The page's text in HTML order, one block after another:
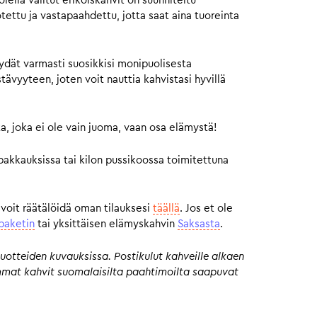
ja vastapaahdettu, jotta saat aina tuoreinta
varmasti suosikkisi monipuolisesta
joten voit nauttia kahvistasi hyvillä
joka ei ole vain juoma, vaan osa elämystä!
tai kilon pussikoossa toimitettuna
räätälöidä oman tilauksesi täällä. Jos et ole
tai yksittäisen elämyskahvin Saksasta.
kuvauksissa. Postikulut kahveille alkaen
kahvit suomalaisilta paahtimoilta saapuvat